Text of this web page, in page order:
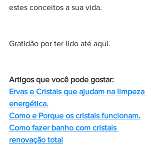
estes conceitos a sua vida.
Gratidão por ter lido até aqui.
Artigos que você pode gostar:
Ervas e Cristais que ajudam na limpeza
energética.
Como e Porque os cristais funcionam.
Como fazer banho com cristais
renovação total